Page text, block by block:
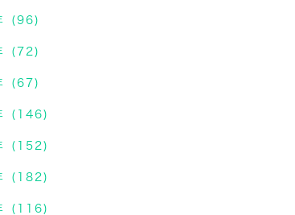
(96)
(72)
(67)
(146)
(152)
(182)
(116)